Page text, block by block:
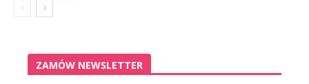
ZAMÓW NEWSLETTER